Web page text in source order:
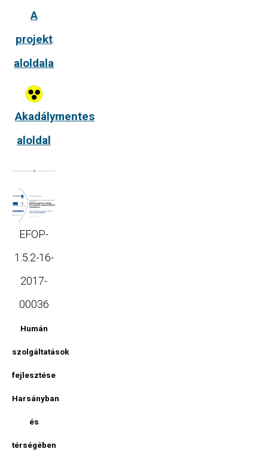
A
projekt
aloldala
Akadálymentes
aloldal
EFOP-
1.5.2-16-
2017-
00036
Humán
szolgáltatások
fejlesztése
Harsányban
és
térségében